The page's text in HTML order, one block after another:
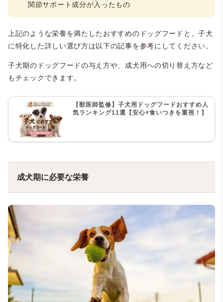
関節サポート成分が入ったもの
上記のような栄養を満たしたおすすめのドッグフードと、子犬
に特化した詳しい選び方は以下の記事を参考にしてください。
子犬期のドッグフードの与え方や、成犬用への切り替え方など
もチェックできます。
【獣医師監修】子犬用ドッグフードおすすめ人
気ランキング11選【安心×食いつきを重視！】
成犬期に必要な栄養